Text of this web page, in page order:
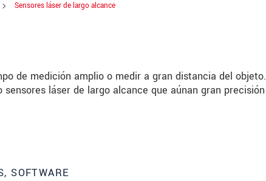
Sensores láser de largo alcance
de medición amplio o medir a gran distancia del objeto.
láser de largo alcance que aúnan gran precisión
SOFTWARE